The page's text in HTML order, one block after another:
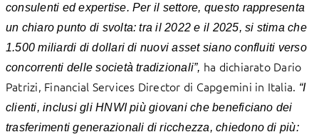
consulenti ed expertise. Per il settore, questo rappresenta
un chiaro punto di svolta: tra il 2022 e il 2025, si stima che
1.500 miliardi di dollari di nuovi asset siano confluiti verso
concorrenti delle società tradizionali”, ha dichiarato Dario
Patrizi, Financial Services Director di Capgemini in Italia. “I
clienti, inclusi gli HNWI più giovani che beneficiano dei
trasferimenti generazionali di ricchezza, chiedono di più: